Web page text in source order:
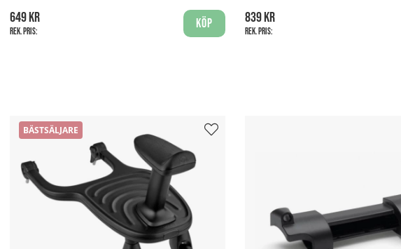
649 kr
Rek. pris:
Köp 839 kr
Rek. pris:
BÄSTSÄLJARE